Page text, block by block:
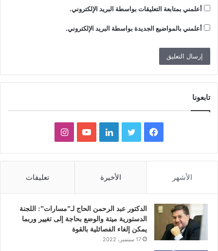
أعلمني بمتابعة التعليقات بواسطة البريد الإلكتروني.
أعلمني بالمواضيع الجديدة بواسطة البريد الإلكتروني.
تابعونا
ي
و
ك
و
ر
ي
د
إ
و
و
ب
ن
ق
الأشهر الأخيرة تعليقات
الدكتور عبد الرحمن الحاج لـ”مسارات”: اللجنة
الدستورية ميتة والوضع بحاجة إلى تغيير وربما
يمكن إلغاء الفصائلية بالقوة
17 سبتمبر، 2022